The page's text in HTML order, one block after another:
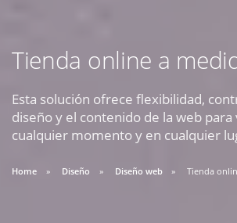
Tienda online a
Esta solución ofrece flexibilidad,
diseño y el contenido de la web
cualquier momento y en cualquier
Home Diseño Diseño web Tienda
09:30 AM A 18:30 PM
soporte@webseo.cl